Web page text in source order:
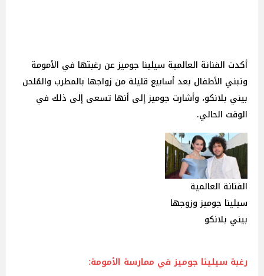
أكدت الفنانة العالمية سيلينا جوميز عن رغبتها في الأمومة
وتبني الأطفال بعد أسابيع قليلة من زواجها بالمطرب والمُلحن
بيني بلانكو، وأشارت جوميز إلى أنها تسعى إلى ذلك في
الوقت الحالي.
الفنانة العالمية
سيلينا جوميز وزوجها
بيني بلانكو
رغبة سيلينا جوميز في ممارسة الأمومة: